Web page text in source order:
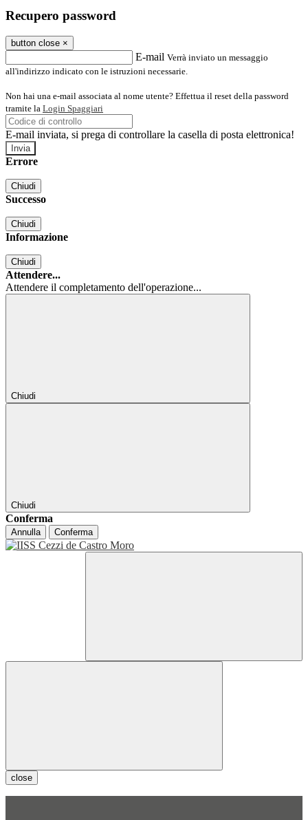
Recupero password
button close ×
E-mail Verrà inviato un messaggio
all'indirizzo indicato con le istruzioni necessarie.
Non hai una e-mail associata al nome utente? Effettua il reset della password
tramite la Login Spaggiari
E-mail inviata, si prega di controllare la casella di posta elettronica!
Errore
Chiudi
Successo
Chiudi
Informazione
Chiudi
Attendere...
Attendere il completamento dell'operazione...
Chiudi
Chiudi
Conferma
Annulla Conferma
close